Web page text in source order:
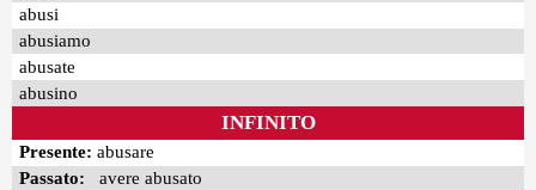
abusi
abusiamo
abusate
abusino
INFINITO
Presente: abusare
Passato: avere abusato